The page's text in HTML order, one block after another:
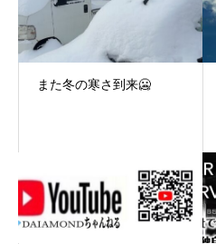
また冬の寒さ到来🥶